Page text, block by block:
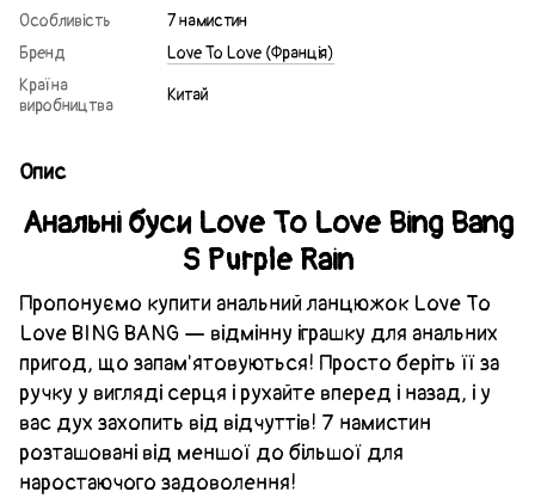
Особливість
7 намистин
Бренд
Love To Love (Франція)
Країна
виробництва
Китай
Опис
Анальні буси Love To Love Bing Bang
S Purple Rain
Пропонуємо купити анальний ланцюжок Love To
Love BING BANG — відмінну іграшку для анальних
пригод, що запам'ятовуються! Просто беріть її за
ручку у вигляді серця і рухайте вперед і назад, і у
вас дух захопить від відчуттів! 7 намистин
розташовані від меншої до більшої для
наростаючого задоволення!